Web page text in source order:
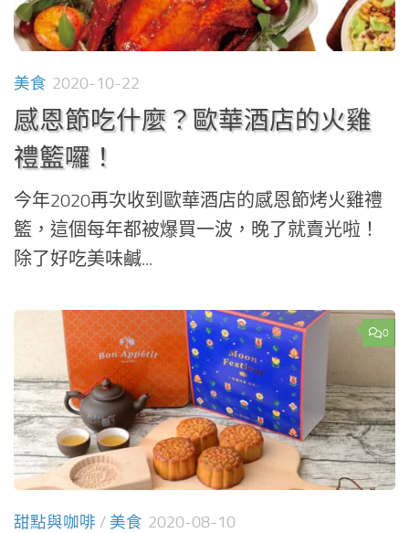
美食 2020-10-22
感恩節吃什麼？歐華酒店的火雞
禮籃囉！
今年2020再次收到歐華酒店的感恩節烤火雞禮
籃，這個每年都被爆買一波，晚了就賣光啦！
除了好吃美味鹹...
0
甜點與咖啡 / 美食 2020-08-10